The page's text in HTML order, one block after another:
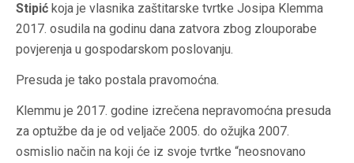
Stipić koja je vlasnika zaštitarske tvrtke Josipa Klemma
2017. osudila na godinu dana zatvora zbog zlouporabe
povjerenja u gospodarskom poslovanju.
Presuda je tako postala pravomoćna.
Klemmu je 2017. godine izrečena nepravomoćna presuda
za optužbe da je od veljače 2005. do ožujka 2007.
osmislio način na koji će iz svoje tvrtke “neosnovano